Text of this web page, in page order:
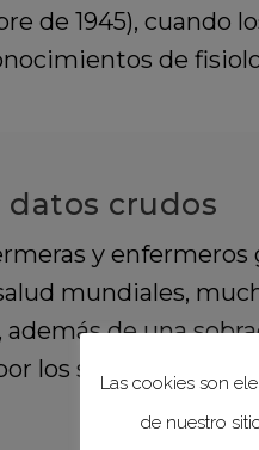
de 1945),
de
datos crudos
y
mundiales,
de una
los seres
Las cookies son
de nuestro